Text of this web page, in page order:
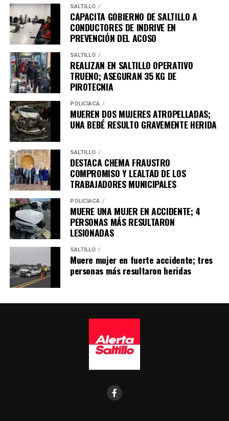
SALTILLO
CAPACITA GOBIERNO DE SALTILLO A
CONDUCTORES DE INDRIVE EN
PREVENCIÓN DEL ACOSO
SALTILLO
REALIZAN EN SALTILLO OPERATIVO
TRUENO; ASEGURAN 35 KG DE
PIROTECNIA
POLICÍACA
MUEREN DOS MUJERES ATROPELLADAS;
UNA BEBÉ RESULTO GRAVEMENTE HERIDA
SALTILLO
DESTACA CHEMA FRAUSTRO
COMPROMISO Y LEALTAD DE LOS
TRABAJADORES MUNICIPALES
POLICÍACA
MUERE UNA MUJER EN ACCIDENTE; 4
PERSONAS MÁS RESULTARON
LESIONADAS
SALTILLO
Muere mujer en fuerte accidente; tres
personas más resultaron heridas